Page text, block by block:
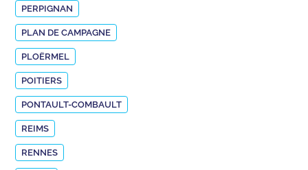
PERPIGNAN
PLAN DE CAMPAGNE
PLOËRMEL
POITIERS
PONTAULT-COMBAULT
REIMS
RENNES